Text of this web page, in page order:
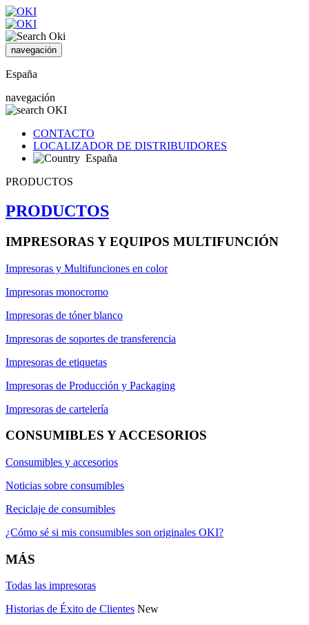
navegación
España
navegación
CONTACTO
LOCALIZADOR DE DISTRIBUIDORES
España
PRODUCTOS
PRODUCTOS
IMPRESORAS Y EQUIPOS MULTIFUNCIÓN
Impresoras y Multifunciones en color
Impresoras monocromo
Impresoras de tóner blanco
Impresoras de soportes de transferencia
Impresoras de etiquetas
Impresoras de Producción y Packaging
Impresoras de cartelería
CONSUMIBLES Y ACCESORIOS
Consumibles y accesorios
Noticias sobre consumibles
Reciclaje de consumibles
¿Cómo sé si mis consumibles son originales OKI?
MÁS
Todas las impresoras
Historias de Éxito de Clientes New